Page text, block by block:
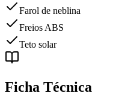
Farol de neblina
Freios ABS
Teto solar
Ficha Técnica